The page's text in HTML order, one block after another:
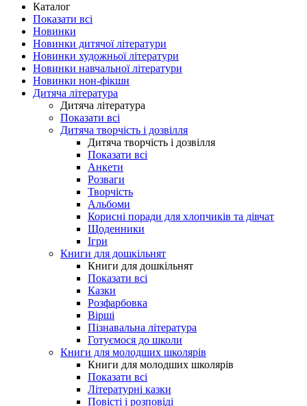
Каталог
Показати всі
Новинки
Новинки дитячої літератури
Новинки художньої літератури
Новинки навчальної літератури
Новинки нон-фікшн
Дитяча література
Дитяча література
Показати всі
Дитяча творчість і дозвілля
Дитяча творчість і дозвілля
Показати всі
Анкети
Розваги
Творчість
Альбоми
Корисні поради для хлопчиків та дівчат
Щоденники
Ігри
Книги для дошкільнят
Книги для дошкільнят
Показати всі
Казки
Розфарбовка
Вірші
Пізнавальна література
Готуємося до школи
Книги для молодших школярів
Книги для молодших школярів
Показати всі
Літературні казки
Повісті і розповіді